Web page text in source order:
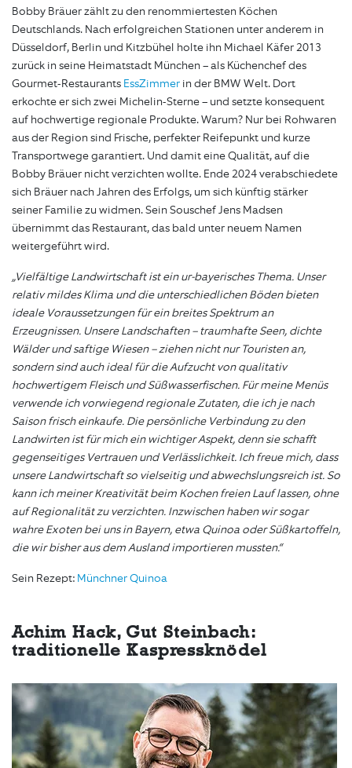
Bobby Bräuer zählt zu den renommiertesten Köchen
Deutschlands. Nach erfolgreichen Stationen unter anderem in
Düsseldorf, Berlin und Kitzbühel holte ihn Michael Käfer 2013
zurück in seine Heimatstadt München – als Küchenchef des
Gourmet-Restaurants EssZimmer in der BMW Welt. Dort
erkochte er sich zwei Michelin-Sterne – und setzte konsequent
auf hochwertige regionale Produkte. Warum? Nur bei Rohwaren
aus der Region sind Frische, perfekter Reifepunkt und kurze
Transportwege garantiert. Und damit eine Qualität, auf die
Bobby Bräuer nicht verzichten wollte. Ende 2024 verabschiedete
sich Bräuer nach Jahren des Erfolgs, um sich künftig stärker
seiner Familie zu widmen. Sein Souschef Jens Madsen
übernimmt das Restaurant, das bald unter neuem Namen
weitergeführt wird.
„Vielfältige Landwirtschaft ist ein ur-bayerisches Thema. Unser
relativ mildes Klima und die unterschiedlichen Böden bieten
ideale Voraussetzungen für ein breites Spektrum an
Erzeugnissen. Unsere Landschaften – traumhafte Seen, dichte
Wälder und saftige Wiesen – ziehen nicht nur Touristen an,
sondern sind auch ideal für die Aufzucht von qualitativ
hochwertigem Fleisch und Süßwasserfischen. Für meine Menüs
verwende ich vorwiegend regionale Zutaten, die ich je nach
Saison frisch einkaufe. Die persönliche Verbindung zu den
Landwirten ist für mich ein wichtiger Aspekt, denn sie schafft
gegenseitiges Vertrauen und Verlässlichkeit. Ich freue mich, dass
unsere Landwirtschaft so vielseitig und abwechslungsreich ist. So
kann ich meiner Kreativität beim Kochen freien Lauf lassen, ohne
auf Regionalität zu verzichten. Inzwischen haben wir sogar
wahre Exoten bei uns in Bayern, etwa Quinoa oder Süßkartoffeln,
die wir bisher aus dem Ausland importieren mussten.“
Sein Rezept: Münchner Quinoa
Achim Hack, Gut Steinbach:
traditionelle Kaspressknödel